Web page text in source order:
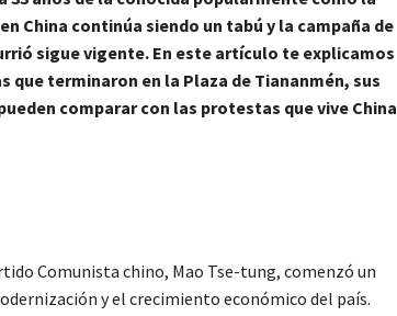
China continúa siendo un tabú y la campaña de
sigue vigente. En este artículo te explicamos
que terminaron en la Plaza de Tiananmén, sus
comparar con las protestas que vive China
Comunista chino, Mao Tse-tung, comenzó un
y el crecimiento económico del país.